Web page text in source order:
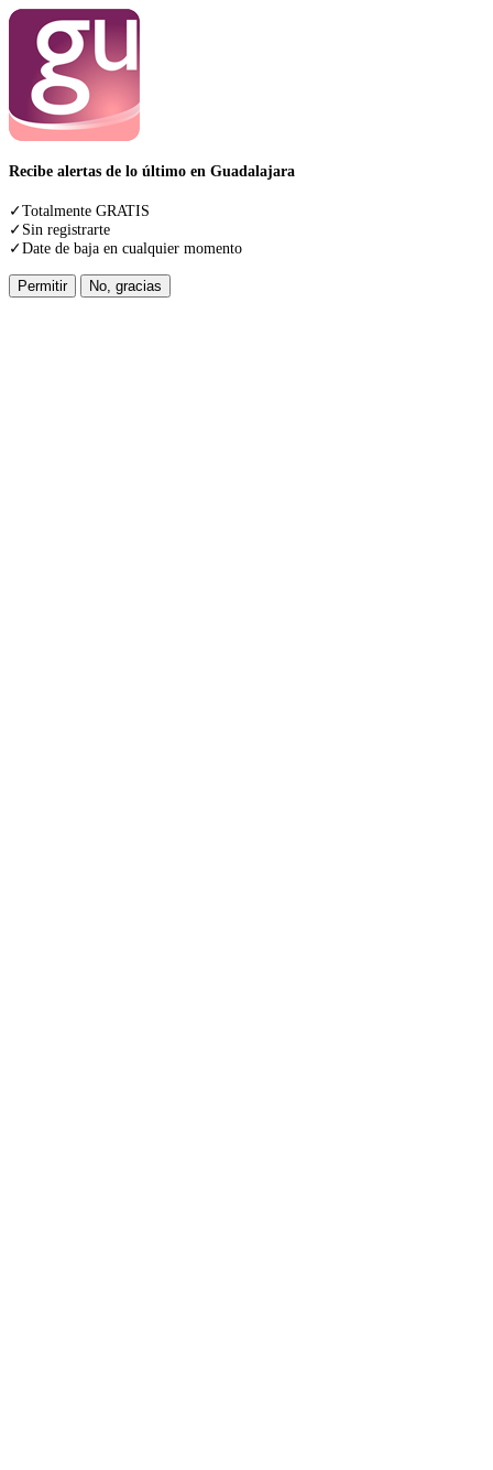
Recibe alertas de lo último en Guadalajara
✓Totalmente GRATIS
✓Sin registrarte
✓Date de baja en cualquier momento
Permitir No, gracias